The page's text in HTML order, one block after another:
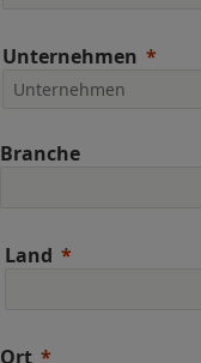
Unternehmen
Branche
Land
Ort